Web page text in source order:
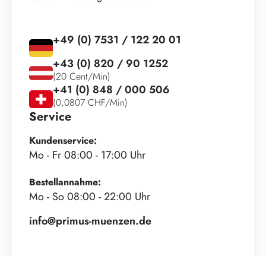
Service
Kundenservice:
Mo - Fr 08:00 - 17:00 Uhr
Bestellannahme:
Mo - So 08:00 - 22:00 Uhr
info@primus-muenzen.de
+49 (0) 7531 / 122 20 01
+43 (0) 820 / 90 1252
(20 Cent/Min)
+41 (0) 848 / 000 506
(0,0807 CHF/Min)